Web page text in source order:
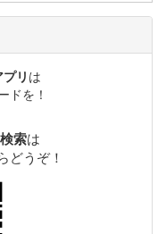
リは
ドを！
索は
どうぞ！